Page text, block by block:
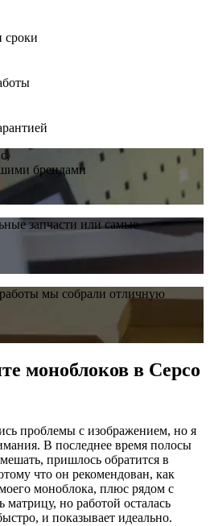
сроки
брендами
запчасти или самые
работы мы собрали отличную
моноблоков в Серсо
проблемы с изображением, но я
В последнее время полосы
пришлось обратится в
что он рекомендован, как
моноблока, плюс рядом с
но работой осталась
и показывает идеально.